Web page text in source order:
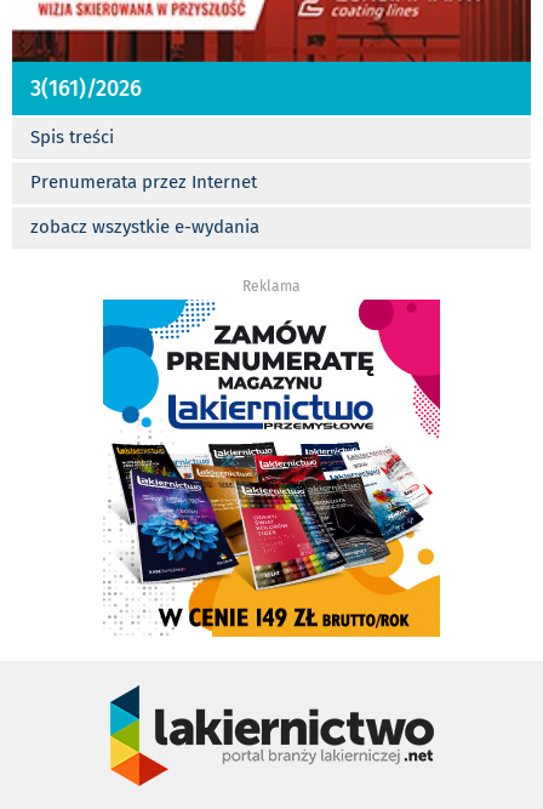
3(161)/2026
Spis treści
Prenumerata przez Internet
zobacz wszystkie e-wydania
Reklama